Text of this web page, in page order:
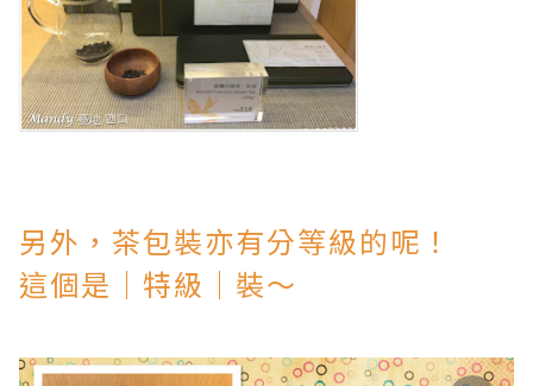
另外，茶包裝亦有分等級的呢！
這個是 │特級 │裝～